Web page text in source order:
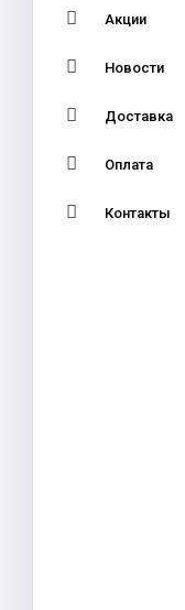
Акции
Новости
Доставка
Оплата
Контакты